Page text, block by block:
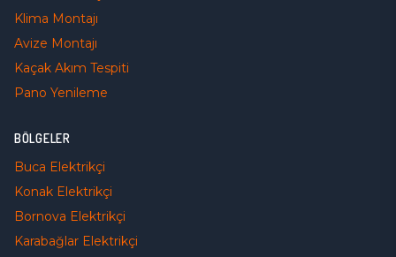
Klima Montajı
Avize Montajı
Kaçak Akım Tespiti
Pano Yenileme
BÖLGELER
Buca Elektrikçi
Konak Elektrikçi
Bornova Elektrikçi
Karabağlar Elektrikçi